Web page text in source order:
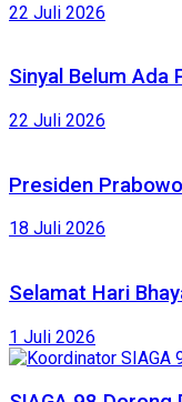
22 Juli 2026
Sinyal Belum Ada
22 Juli 2026
Presiden
18 Juli 2026
Selamat Hari
1 Juli 2026